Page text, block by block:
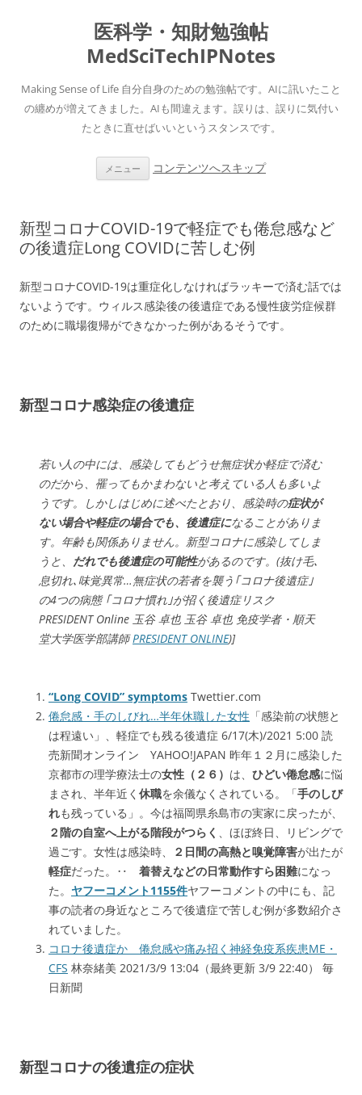
医科学・知財勉強帖
MedSciTechIPNotes
Making Sense of Life 自分自身のための勉強帖です。AIに訊いたこと
の纏めが増えてきました。AIも間違えます。誤りは、誤りに気付い
たときに直せばいいというスタンスです。
メニュー コンテンツへスキップ
新型コロナCOVID-19で軽症でも倦怠感など
の後遺症Long COVIDに苦しむ例
新型コロナCOVID-19は重症化しなければラッキーで済む話では
ないようです。ウィルス感染後の後遺症である慢性疲労症候群
のために職場復帰ができなかった例があるそうです。
新型コロナ感染症の後遺症
若い人の中には、感染してもどうせ無症状か軽症で済む
のだから、罹ってもかまわないと考えている人も多いよ
うです。しかしはじめに述べたとおり、感染時の症状が
ない場合や軽症の場合でも、後遺症になることがありま
す。年齢も関係ありません。新型コロナに感染してしま
うと、 だれでも後遺症の可能性があるのです。(抜け毛､
息切れ､味覚異常…無症状の若者を襲う｢コロナ後遺症｣
の4つの病態 ｢コロナ慣れ｣が招く後遺症リスク
PRESIDENT Online 玉谷 卓也 玉谷 卓也 免疫学者・順天
堂大学医学部講師PRESIDENT ONLINE)]
“Long COVID” symptoms Twettier.com
倦怠感・手のしびれ…半年休職した女性 「感染前の状態と
は程遠い」、軽症でも残る後遺症 6/17(木)/2021 5:00 読
売新聞オンライン YAHOO!JAPAN 昨年１２月に感染した
京都市の理学療法士の女性（２６） は、 ひどい倦怠感に悩
まされ、半年近く 休職を余儀なくされている。「手のしび
れも残っている」。今は福岡県糸島市の実家に戻ったが、
２階の自室へ上がる階段がつらく 、ほぼ終日、リビングで
過ごす。女性は感染時、
２日間の高熱と嗅覚障害が出たが
軽症だった。‥ 着替えなどの日常動作すら困難になっ
た。 ヤフーコメント1155件ヤフーコメントの中にも、記
事の読者の身近なところで後遺症で苦しむ例が多数紹介さ
れていました。
コロナ後遺症か 倦怠感や痛み招く神経免疫系疾患ME・
CFS 林奈緒美 2021/3/9 13:04（最終更新 3/9 22:40） 毎
日新聞
新型コロナの後遺症の症状